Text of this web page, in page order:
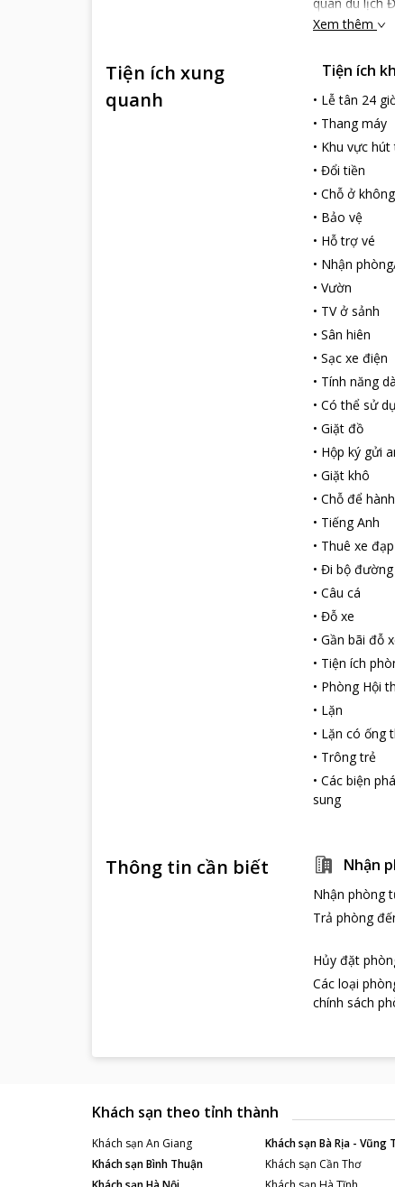
Xem thêm
Tiện ích xung
quanh
Tiện ích
• Lễ tân 24
• Thang máy
• Khu vực hút
• Đổi tiền
• Chỗ ở
• Bảo vệ
• Hỗ trợ vé
• Nhận
• Vườn
• TV ở sảnh
• Sân hiên
• Sạc xe điện
• Tính năng
• Có thể sử
• Giặt đồ
• Hộp ký gửi
• Giặt khô
• Chỗ để
• Tiếng Anh
• Thuê xe đạp
• Đi bộ đường
• Câu cá
• Đỗ xe
• Gần bãi đỗ
• Tiện ích
• Phòng Hội
• Lặn
• Lặn có ống
• Trông trẻ
• Các biện
sung
Thông tin cần biết Nhận
Nhận phòng
Trả phòng
Hủy đặt
Các loại
chính sách
Khách sạn theo tỉnh thành
Khách sạn An Giang Khách sạnBà Rịa - Vũng
Khách sạnBình Thuận Khách sạn Cần Thơ